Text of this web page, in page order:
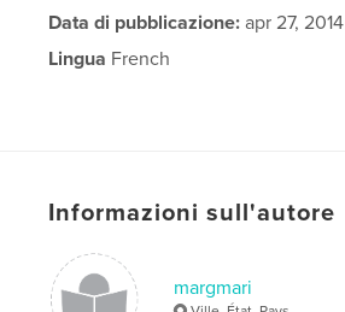
Data di pubblicazione: apr 27, 2014
Lingua French
Informazioni sull'autore
margmari